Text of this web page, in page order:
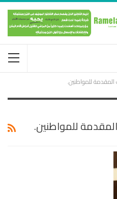
المقدمة للمواطنين.
للمواطنين.